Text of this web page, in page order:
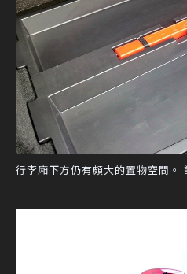
行李廂下方仍有頗大的置物空間。